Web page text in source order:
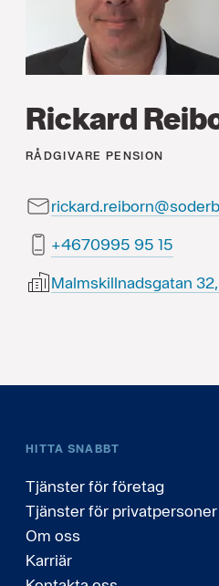
Rickard
RÅDGIVARE PENSION
51 59 5990764+
Malmskillnadsgatan
HITTA SNABBT
Tjänster för företag
Tjänster för privatpersoner
Om oss
Karriär